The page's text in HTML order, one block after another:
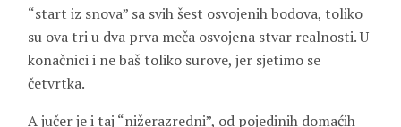
“start iz snova” sa svih šest osvojenih bodova, toliko
su ova tri u dva prva meča osvojena stvar realnosti. U
konačnici i ne baš toliko surove, jer sjetimo se
četvrtka.
A jučer je i taj “nižerazredni”, od pojedinih domaćih